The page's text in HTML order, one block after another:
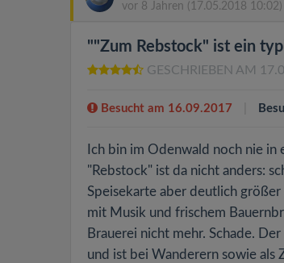
vor 8 Jahren (17.05.2018 10:02)
""Zum Rebstock" ist ein
GESCHRIEBEN AM
Besucht am 16.09.2017
Ich bin im Odenwald noch nie in
"Rebstock" ist da nicht anders:
Speisekarte aber deutlich größer
mit Musik und frischem
Brauerei nicht mehr. Schade.
und ist bei Wanderern sowie als